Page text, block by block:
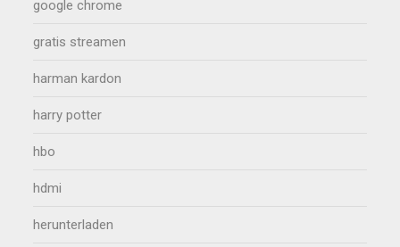
google chrome
gratis streamen
harman kardon
harry potter
hbo
hdmi
herunterladen